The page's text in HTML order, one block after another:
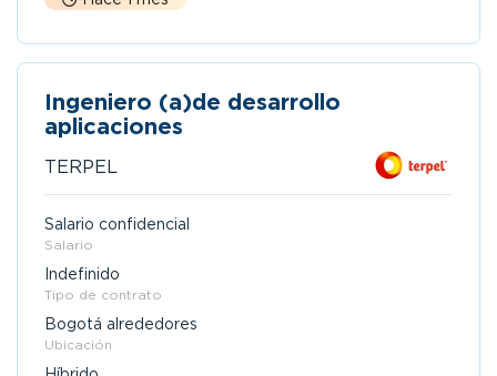
Ingeniero (a)de desarrollo
aplicaciones
TERPEL
Salario confidencial
Salario
Indefinido
Tipo de contrato
Bogotá alrededores
Ubicación